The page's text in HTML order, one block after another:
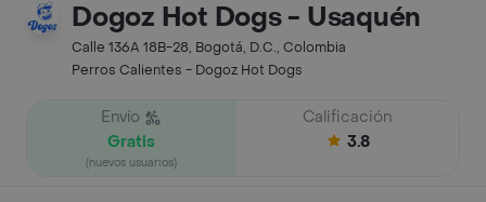
Dogoz Hot Dogs - Usaquén
Calle 136A 18B-28, Bogotá, D.C., Colombia
Perros Calientes - Dogoz Hot Dogs
Envío
Gratis
(nuevos usuarios)
Calificación
3.8